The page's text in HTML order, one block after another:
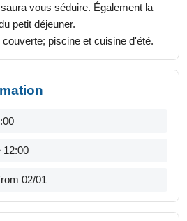
vous séduire. Également la
petit déjeuner.
piscine et cuisine d'été.
12:00
02/01